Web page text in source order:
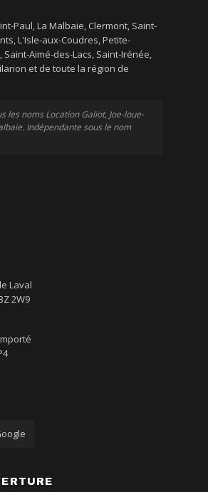
Paul, La Malbaie, Clermont, Saint-
L'Isle-aux-Coudres, Petite-
Aimé-des-Lacs, Saint-Irénée,
et de toute la région de
les noms Location Galiot, Joe-loue-
Indépendante sous le nom
Laval
2W9